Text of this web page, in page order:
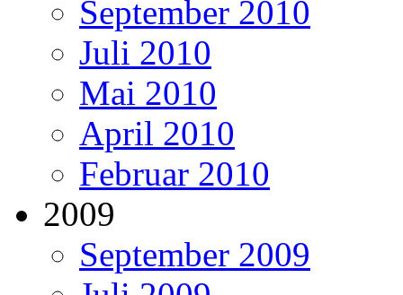
September 2010
Juli 2010
Mai 2010
April 2010
Februar 2010
2009
September 2009